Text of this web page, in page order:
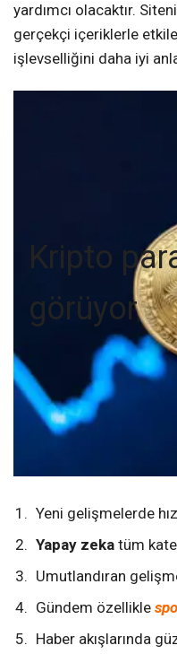
yardımcı olacaktır.
gerçekçi içeriklerle
işlevselliğini daha iyi
Kripto
görüyor
Yeni gelişmelerde
Yapay zeka tüm
Umutlandıran
Gündem özellikle
Haber akışlarında